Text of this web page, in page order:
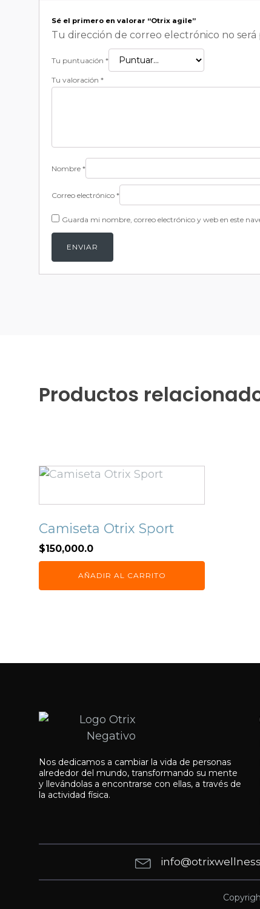
Sé el primero en valorar “Otrix agile”
Tu dirección de correo electrónico no será
Tu puntuación *
Tu valoración *
Nombre *
Correo electrónico *
Guarda mi nombre, correo electrónico y web en este
Productos
Camiseta Otrix Sport
$150,000.0
AÑADIR AL CARRITO
Nos dedicamos a cambiar la vida de personas
alrededor del mundo, transformando su mente
y llevándolas a encontrarse con ellas, a través de
la actividad física.